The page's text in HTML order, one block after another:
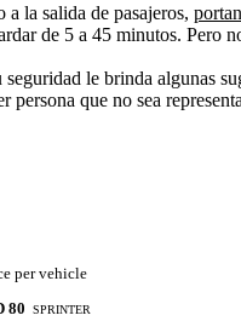
a la salida de pasajeros,
de 5 a 45 minutos. Pero
le brinda algunas
que no sea
per vehicle
80 SPRINTER